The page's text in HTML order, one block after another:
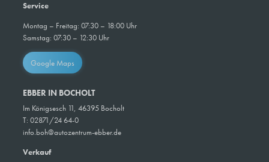
Service
Montag – Freitag: 07:30 – 18:00 Uhr
Samstag: 07:30 – 12:30 Uhr
Google Maps
EBBER IN BOCHOLT
Im Königsesch 11, 46395 Bocholt
T:02871/24 64-0
info.boh@autozentrum-ebber.de
Verkauf